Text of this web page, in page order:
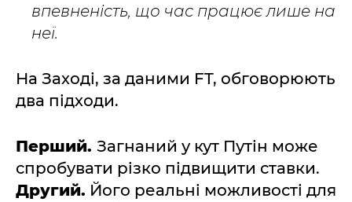
впевненість, що час працює лише на
неї.
На Заході, за даними FT, обговорюють
два підходи.
Перший. Загнаний у кут Путін може
спробувати різко підвищити ставки.
Другий. Його реальні можливості для